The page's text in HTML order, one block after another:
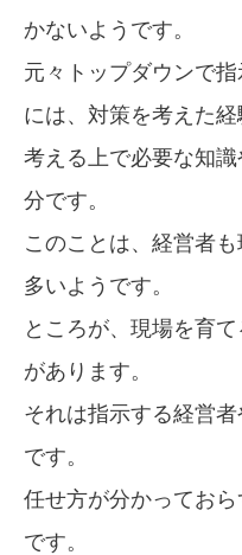
かないようです。
元々トップダウンで
には、対策を考えた経
考える上で必要な知
分です。
このことは、経営者
多いようです。
ところが、現場を育
があります。
それは指示する経営
です。
任せ方が分かってお
です。